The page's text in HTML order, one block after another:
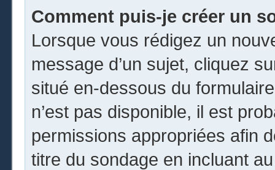
Comment puis-je créer un
Lorsque vous rédigez un
message d’un sujet, cliquez
situé en-dessous du
n’est pas disponible, il est
permissions appropriées afin
titre du sondage en incluant